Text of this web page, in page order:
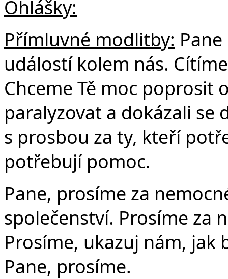
Ohlášky:
Přímluvné modlitby:
událostí kolem nás.
Chceme Tě moc poprosit
paralyzovat a dokázali se
s prosbou za ty, kteří
potřebují pomoc.
Pane, prosíme za
společenství. Prosíme za
Prosíme, ukazuj nám, jak
Pane, prosíme.